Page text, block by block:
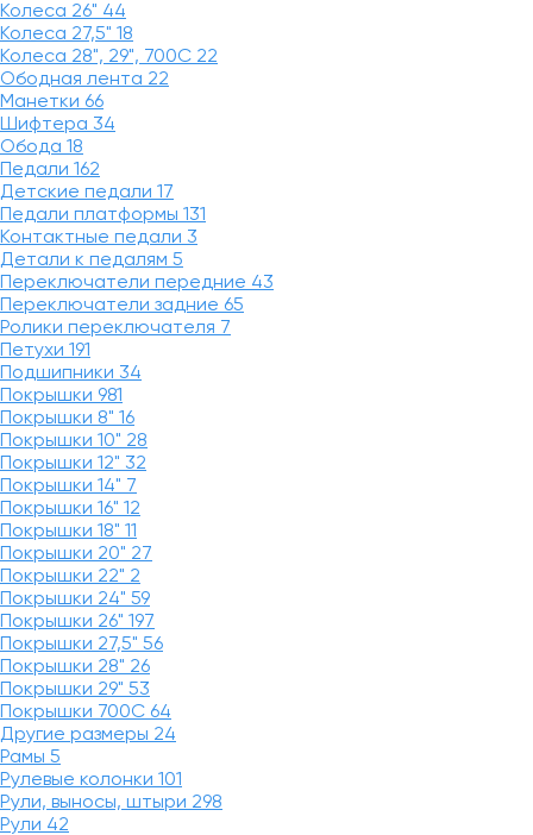
Колеса 26" 44
Колеса 27,5" 18
Колеса 28", 29", 700С 22
Ободная лента 22
Манетки 66
Шифтера 34
Обода 18
Педали 162
Детские педали 17
Педали платформы 131
Контактные педали 3
Детали к педалям 5
Переключатели передние 43
Переключатели задние 65
Ролики переключателя 7
Петухи 191
Подшипники 34
Покрышки 981
Покрышки 8" 16
Покрышки 10" 28
Покрышки 12" 32
Покрышки 14" 7
Покрышки 16" 12
Покрышки 18" 11
Покрышки 20" 27
Покрышки 22" 2
Покрышки 24" 59
Покрышки 26" 197
Покрышки 27,5" 56
Покрышки 28" 26
Покрышки 29" 53
Покрышки 700C 64
Другие размеры 24
Рамы 5
Рулевые колонки 101
Рули, выносы, штыри 298
Рули 42